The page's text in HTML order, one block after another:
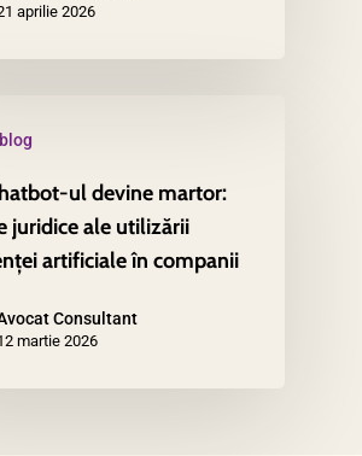
aprilie 2026
ul devine martor:
juridice ale utilizării
artificiale în companii
Consultant
martie 2026